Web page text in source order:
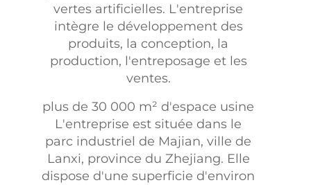
vertes artificielles. L'entreprise
intègre le développement des
produits, la conception, la
production, l'entreposage et les
ventes.
plus de 30 000 m² d'espace usine
L'entreprise est située dans le
parc industriel de Majian, ville de
Lanxi, province du Zhejiang. Elle
dispose d'une superficie d'environ